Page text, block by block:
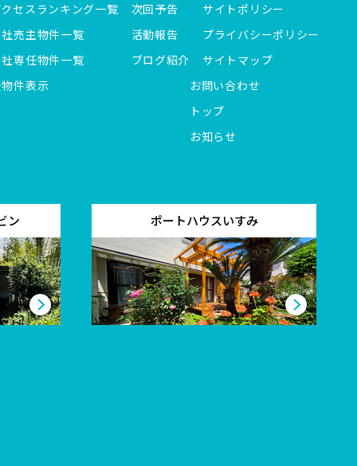
セスランキング一覧
売主物件一覧
専任物件一覧
件表示
次回予告
活動報告
ブログ紹介
サイトポリシー
プライバシーポリシー
サイトマップ
お問い合わせ
トップ
お知らせ
ン ポートハウスいすみ